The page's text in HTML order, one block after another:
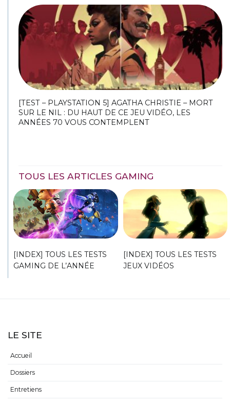
[TEST – PLAYSTATION 5] AGATHA CHRISTIE – MORT
SUR LE NIL : DU HAUT DE CE JEU VIDÉO, LES
ANNÉES 70 VOUS CONTEMPLENT
TOUS LES ARTICLES GAMING
[INDEX] TOUS LES TESTS
GAMING DE L’ANNÉE
[INDEX] TOUS LES TESTS
JEUX VIDÉOS
LE SITE
Accueil
Dossiers
Entretiens